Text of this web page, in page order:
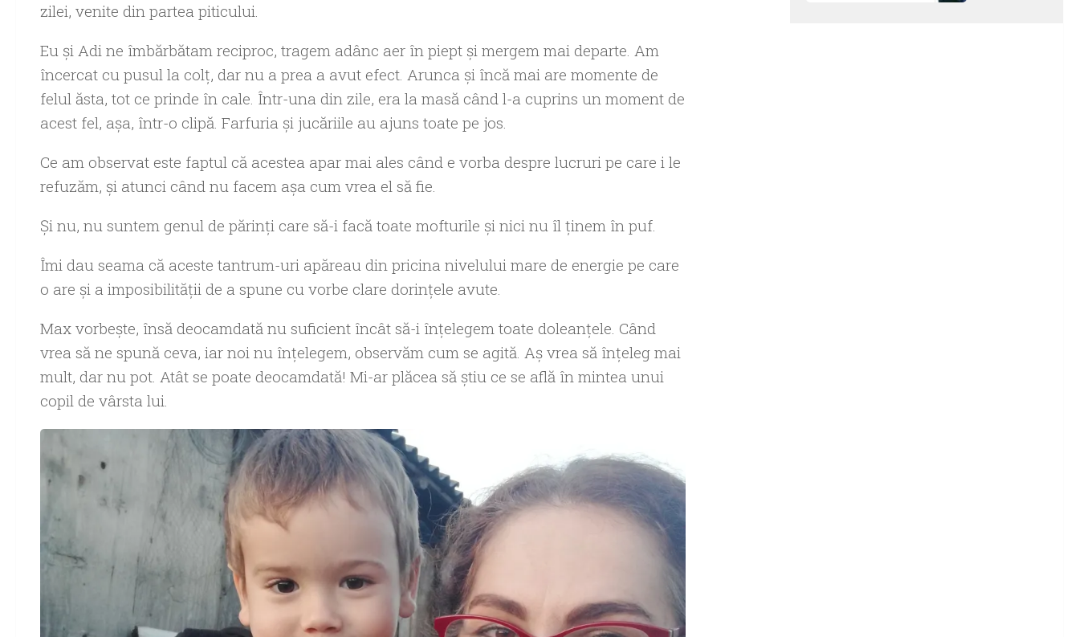
zilei, venite din partea piticului.
Eu şi Adi ne îmbărbătam reciproc, tragem adânc aer în piept şi mergem mai departe. Am
încercat cu pusul la colţ, dar nu a prea a avut efect. Arunca şi încă mai are momente de
felul ăsta, tot ce prinde în cale. Într-una din zile, era la masă când l-a cuprins un moment de
acest fel, aşa, într-o clipă. Farfuria şi jucăriile au ajuns toate pe jos.
Ce am observat este faptul că acestea apar mai ales când e vorba despre lucruri pe care i le
refuzăm, şi atunci când nu facem aşa cum vrea el să fie.
Şi nu, nu suntem genul de părinţi care să-i facă toate mofturile şi nici nu îl ţinem în puf.
Îmi dau seama că aceste tantrum-uri apăreau din pricina nivelului mare de energie pe care
o are şi a imposibilităţii de a spune cu vorbe clare dorinţele avute.
Max vorbeşte, însă deocamdată nu suficient încât să-i înţelegem toate doleanţele. Când
vrea să ne spună ceva, iar noi nu înţelegem, observăm cum se agită. Aş vrea să înţeleg mai
mult, dar nu pot. Atât se poate deocamdată! Mi-ar plăcea să ştiu ce se află în mintea unui
copil de vârsta lui.